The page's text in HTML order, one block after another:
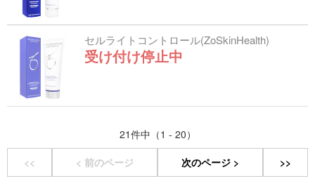
セルライトコントロール(ZoSkinHealth)
受け付け停止中
21件中（1 - 20）
<<
< 前のページ 次のページ > >>